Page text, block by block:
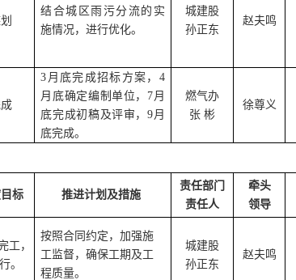
结合城区雨污分流的实
施情况，进行优化。
城建股
孙正东
赵夫鸣
3月底完成招标方案，4
月底确定编制单位，7月
底完成初稿及评审，9月
底完成。
燃气办
张 彬
徐尊义
标 推进计划及措施
责任部门
责任人
牵头
领导
工，
。
按照合同约定，加强施
工监督，确保工期及工
程质量。
城建股
孙正东
赵夫鸣